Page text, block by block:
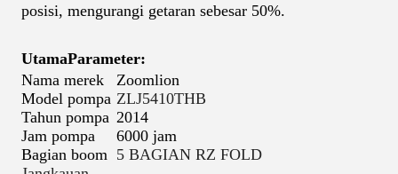
posisi, mengurangi getaran sebesar 50%.
UtamaParameter:
Nama merek
Zoomlion
Model pompa ZLJ5410THB
Tahun pompa 2014
Jam pompa
6000 jam
Bagian boom 5 BAGIAN RZ FOLD